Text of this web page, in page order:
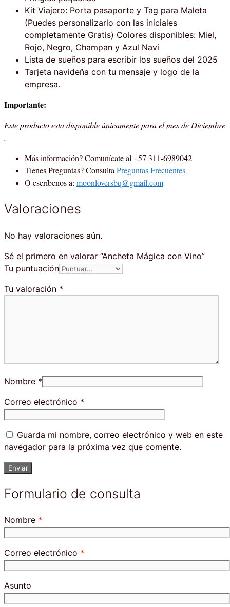
Kit Viajero: Porta pasaporte y Tag para Maleta
(Puedes personalizarlo con las iniciales
completamente Gratis) Colores disponibles: Miel,
Rojo, Negro, Champan y Azul Navi
Lista de sueños para escribir los sueños del 2025
Tarjeta navideña con tu mensaje y logo de la
empresa.
Importante:
Este producto esta disponible únicamente para el mes de Diciembre
.
Más información? Comunícate al +57 311-6989042
Tienes Preguntas? ConsultaPreguntas Frecuentes
O escríbenos a: moonloversbq@gmail.com
Valoraciones
No hay valoraciones aún.
Sé el primero en valorar “Ancheta Mágica con Vino”
Tu puntuación
Tu valoración *
Nombre *
Correo electrónico *
Guarda mi nombre, correo electrónico y web en este
navegador para la próxima vez que comente.
Formulario de consulta
Nombre *
Correo electrónico *
Asunto